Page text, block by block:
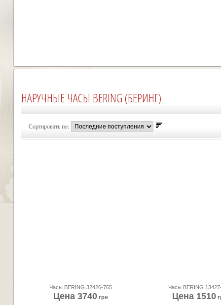
НАРУЧНЫЕ ЧАСЫ BERING (БЕРИНГ)
Сортировать по:
Часы BERING 32426-765
Цена 3740 грн
Часы BERING
Цена 1510